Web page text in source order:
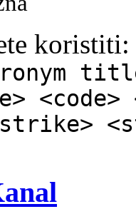
koristiti:
<code>